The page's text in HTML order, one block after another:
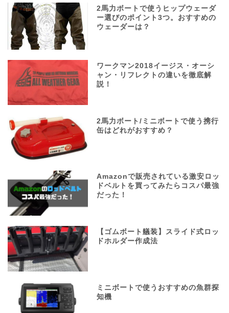
2馬力ボートで使うヒップウェーダ
ー選びのポイント3つ。おすすめの
ウェーダーは？
ワークマン2018イージス・オーシ
ャン・リフレクトの違いを徹底解
説！
2馬力ボート/ミニボートで使う携行
缶はどれがおすすめ？
Amazonで販売されている激安ロッ
ドベルトを買ってみたらコスパ最強
だった！
【ゴムボート艤装】スライド式ロッ
ドホルダー作成法
ミニボートで使うおすすめの魚群探
知機